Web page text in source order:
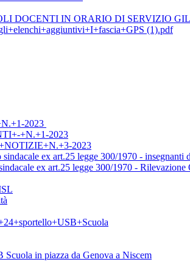
DOCENTI IN ORARIO DI SERVIZIO
(1).pdf
2023
+N.+1-2023
2023
ex art.25 legge 300/1970 - insegnanti
ex art.25 legge 300/1970 -
Scuola in piazza da Genova a Niscem